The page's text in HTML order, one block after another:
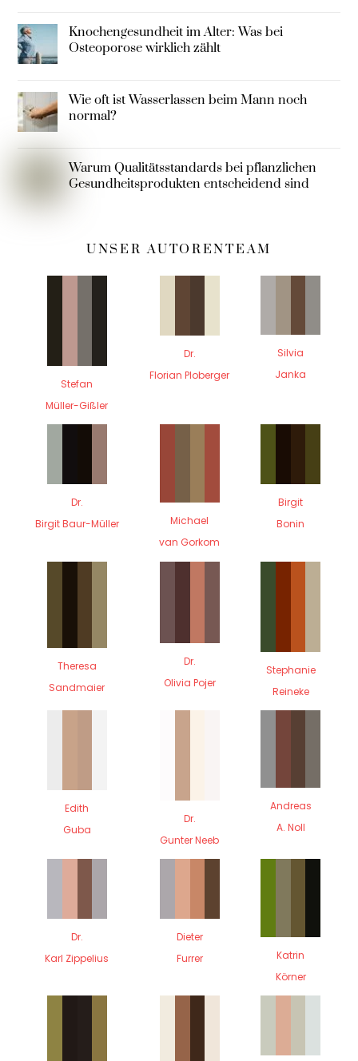
Knochengesundheit im Alter: Was bei
Osteoporose wirklich zählt
Wie oft ist Wasserlassen beim Mann noch
normal?
Warum Qualitätsstandards bei pflanzlichen
Gesundheitsprodukten entscheidend sind
UNSER AUTORENTEAM
Stefan
Müller-Gißler
Dr.
Florian Ploberger
Silvia
Janka
Dr.
Birgit Baur-Müller
Michael
van Gorkom
Birgit
Bonin
Theresa
Sandmaier
Dr.
Olivia Pojer
Stephanie
Reineke
Edith
Guba
Dr.
Gunter Neeb
Andreas
A. Noll
Dr.
Karl Zippelius
Dieter
Furrer
Katrin
Körner